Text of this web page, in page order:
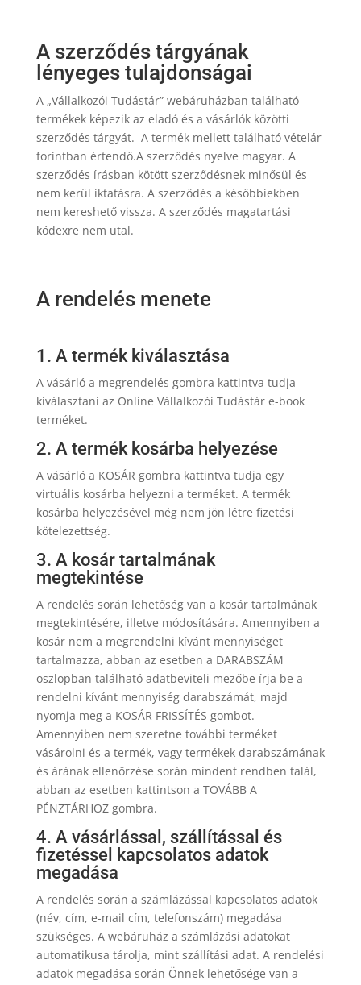
A szerződés tárgyának
lényeges tulajdonságai
A „Vállalkozói Tudástár” webáruházban található
termékek képezik az eladó és a vásárlók közötti
szerződés tárgyát. A termék mellett található vételár
forintban értendő.A szerződés nyelve magyar. A
szerződés írásban kötött szerződésnek minősül és
nem kerül iktatásra. A szerződés a későbbiekben
nem kereshető vissza. A szerződés magatartási
kódexre nem utal.
A rendelés menete
1. A termék kiválasztása
A vásárló a megrendelés gombra kattintva tudja
kiválasztani az Online Vállalkozói Tudástár e-book
terméket.
2. A termék kosárba helyezése
A vásárló a KOSÁR gombra kattintva tudja egy
virtuális kosárba helyezni a terméket. A termék
kosárba helyezésével még nem jön létre fizetési
kötelezettség.
3. A kosár tartalmának
megtekintése
A rendelés során lehetőség van a kosár tartalmának
megtekintésére, illetve módosítására. Amennyiben a
kosár nem a megrendelni kívánt mennyiséget
tartalmazza, abban az esetben a DARABSZÁM
oszlopban található adatbeviteli mezőbe írja be a
rendelni kívánt mennyiség darabszámát, majd
nyomja meg a KOSÁR FRISSÍTÉS gombot.
Amennyiben nem szeretne további terméket
vásárolni és a termék, vagy termékek darabszámának
és árának ellenőrzése során mindent rendben talál,
abban az esetben kattintson a TOVÁBB A
PÉNZTÁRHOZ gombra.
4. A vásárlással, szállítással és
fizetéssel kapcsolatos adatok
megadása
A rendelés során a számlázással kapcsolatos adatok
(név, cím, e-mail cím, telefonszám) megadása
szükséges. A webáruház a számlázási adatokat
automatikusa tárolja, mint szállítási adat. A rendelési
adatok megadása során Önnek lehetősége van a